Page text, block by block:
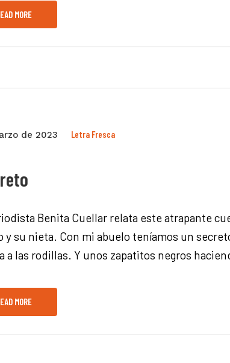
MORE
de 2023 Letra Fresca
Benita Cuellar relata este atrapante
y su nieta. Con mi abuelo teníamos un
a las rodillas. Y unos zapatitos negros
MORE